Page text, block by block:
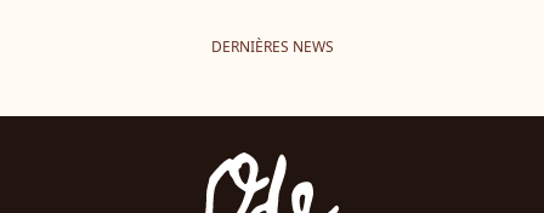
DERNIÈRES NEWS